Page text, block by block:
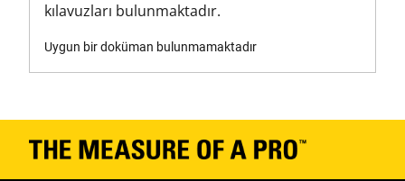
kılavuzları bulunmaktadır.
Uygun bir doküman bulunmamaktadır